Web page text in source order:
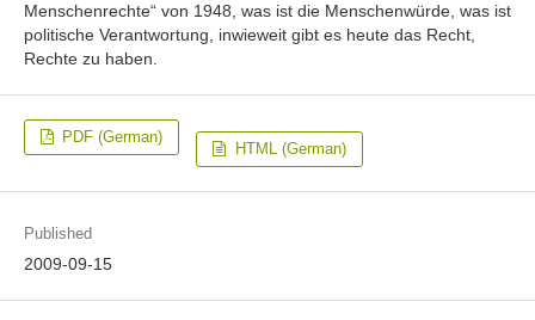
Menschenrechte“ von 1948, was ist die Menschenwürde, was ist
politische Verantwortung, inwieweit gibt es heute das Recht,
Rechte zu haben.
PDF (German)
HTML (German)
Published
2009-09-15